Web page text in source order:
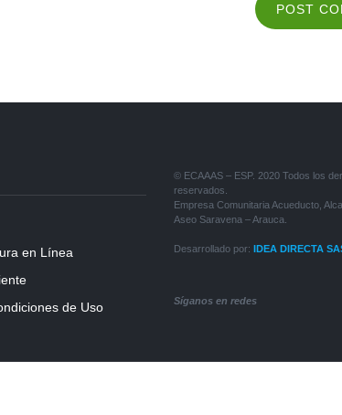
en Línea
de Uso
© ECAAAS – ESP. 2020 Todos los
reservados.
Empresa Comunitaria Acueducto,
Aseo Saravena – Arauca.
Desarrollado por: IDEA DIRECTA
Síganos en redes